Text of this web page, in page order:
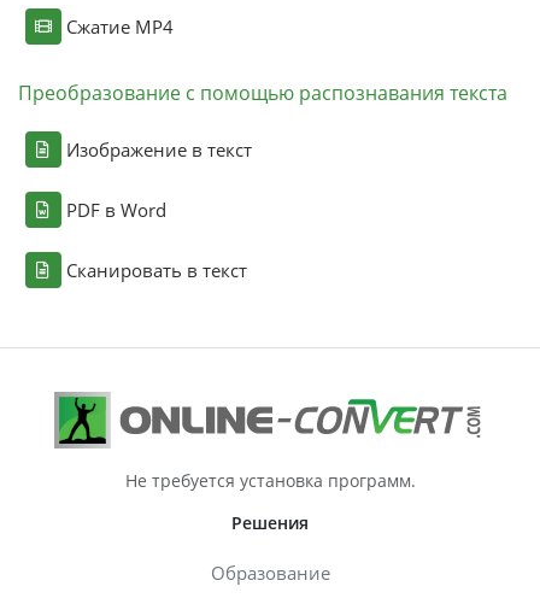
Сжатие MP4
Преобразование с помощью распознавания текста
Изображение в текст
PDF в Word
Сканировать в текст
Не требуется установка программ.
Решения
Образование